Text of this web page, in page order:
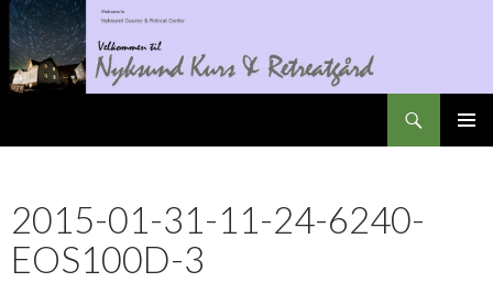
2015-01-31-11-24-6240-
EOS100D-3